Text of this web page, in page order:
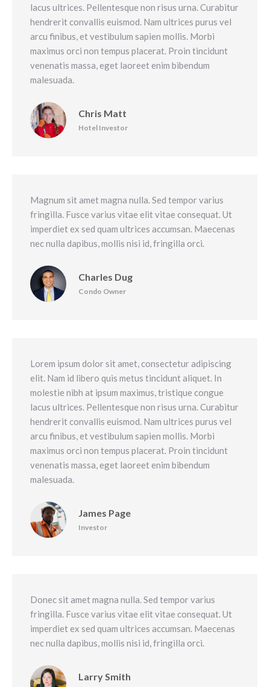
Chris Matt
Hotel Investor
lacus ultrices. Pellentesque non risus urna. Curabitur
hendrerit convallis euismod. Nam ultrices purus vel
arcu finibus, et vestibulum sapien mollis. Morbi
maximus orci non tempus placerat. Proin tincidunt
venenatis massa, eget laoreet enim bibendum
malesuada.
Charles Dug
Condo Owner
Magnum sit amet magna nulla. Sed tempor varius
fringilla. Fusce varius vitae elit vitae consequat. Ut
imperdiet ex sed quam ultrices accumsan. Maecenas
nec nulla dapibus, mollis nisi id, fringilla orci.
James Page
Investor
Lorem ipsum dolor sit amet, consectetur adipiscing
elit. Nam id libero quis metus tincidunt aliquet. In
molestie nibh at ipsum maximus, tristique congue
lacus ultrices. Pellentesque non risus urna. Curabitur
hendrerit convallis euismod. Nam ultrices purus vel
arcu finibus, et vestibulum sapien mollis. Morbi
maximus orci non tempus placerat. Proin tincidunt
venenatis massa, eget laoreet enim bibendum
malesuada.
Larry Smith
Donec sit amet magna nulla. Sed tempor varius
fringilla. Fusce varius vitae elit vitae consequat. Ut
imperdiet ex sed quam ultrices accumsan. Maecenas
nec nulla dapibus, mollis nisi id, fringilla orci.